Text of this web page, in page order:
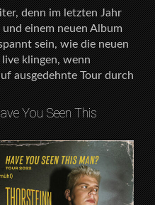
denn im letzten Jahr
einem neuen Album
sein, wie die neuen
live klingen, wenn
ausgedehnte Tour durch
You Seen This